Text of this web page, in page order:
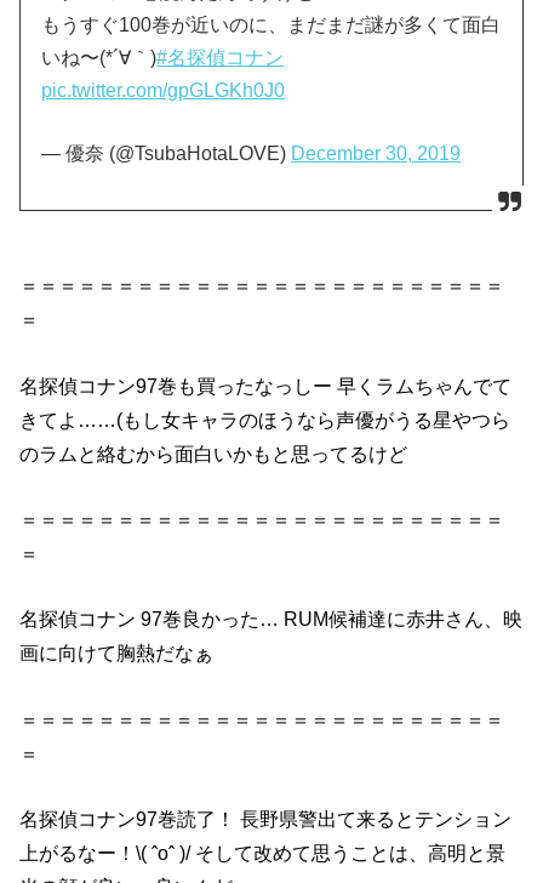
もうすぐ100巻が近いのに、まだまだ謎が多くて面白
いね〜(*´∀｀)#名探偵コナン
pic.twitter.com/gpGLGKh0J0
— 優奈 (@TsubaHotaLOVE) December 30, 2019
＝＝＝＝＝＝＝＝＝＝＝＝＝＝＝＝＝＝＝＝＝＝＝＝＝
＝
名探偵コナン97巻も買ったなっしー 早くラムちゃんでて
きてよ……(もし女キャラのほうなら声優がうる星やつら
のラムと絡むから面白いかもと思ってるけど
＝＝＝＝＝＝＝＝＝＝＝＝＝＝＝＝＝＝＝＝＝＝＝＝＝
＝
名探偵コナン 97巻良かった… RUM候補達に赤井さん、映
画に向けて胸熱だなぁ
＝＝＝＝＝＝＝＝＝＝＝＝＝＝＝＝＝＝＝＝＝＝＝＝＝
＝
名探偵コナン97巻読了！ 長野県警出て来るとテンション
上がるなー！\( ˆoˆ )/ そして改めて思うことは、高明と景